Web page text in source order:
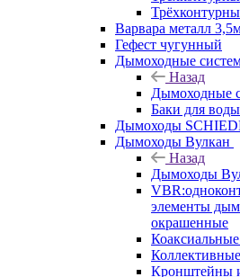
Варвара металл
Гефест чугунный
Дымоходные
Назад
Дымоходные
Баки для
Дымоходы
Дымоходы Вулкан
Назад
Дымоходы
элементы
окрашенные
Кронштейны